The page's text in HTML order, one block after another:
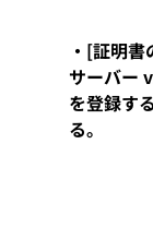
・[証明
サーバー
を登録す
る。